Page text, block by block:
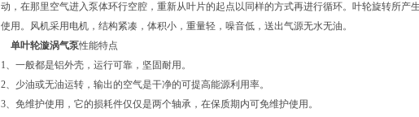
动，在那里空气进入泵体环行空腔，重新从叶片的起点以同样的方式再进行循环。叶轮旋转所产
使用。风机采用电机，结构紧凑，体积小，重量轻，噪音低，送出气源无水无油。
单叶轮漩涡气泵性能特点
1、一般都是铝外壳，运行可靠，坚固耐用。
2、少油或无油运转，输出的空气是干净的可提高能源利用率。
3、免维护使用，它的损耗件仅仅是两个轴承，在保质期内可免维护使用。